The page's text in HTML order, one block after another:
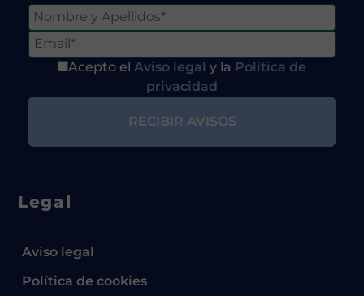
Acepto el Aviso legal y la Política de
privacidad
Legal
Aviso legal
Política de cookies